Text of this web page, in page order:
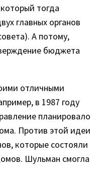
тогда
главных органов
А потому,
бюджета
отличными
в 1987 году
планировало
Против этой идеи
которые состояли
Шульман смогла